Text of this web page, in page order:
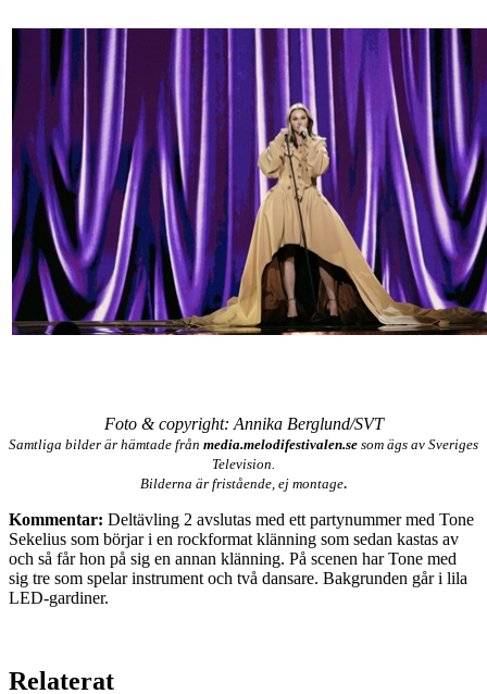
Foto & copyright: Annika Berglund/SVT
Samtliga bilder är hämtade från media.melodifestivalen.se som ägs av Sveriges
Television.
Bilderna är fristående, ej montage.
Kommentar: Deltävling 2 avslutas med ett partynummer med Tone
Sekelius som börjar i en rockformat klänning som sedan kastas av
och så får hon på sig en annan klänning. På scenen har Tone med
sig tre som spelar instrument och två dansare. Bakgrunden går i lila
LED-gardiner.
Relaterat